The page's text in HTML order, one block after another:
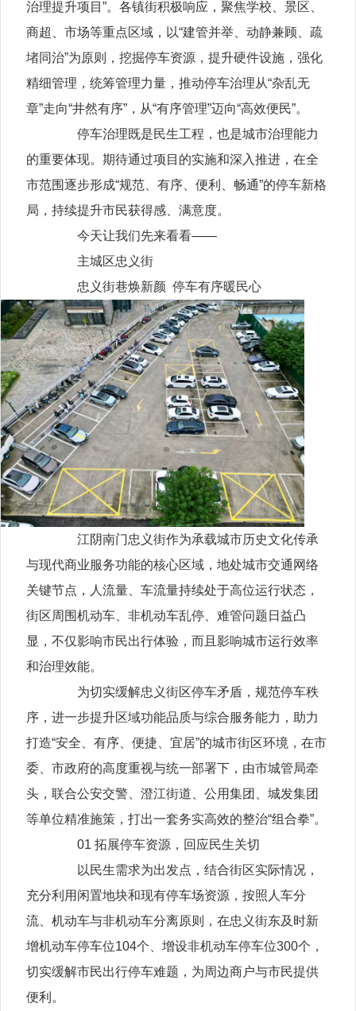
治理提升项目”。各镇街积极响应，聚焦学校、景区、
商超、市场等重点区域，以“建管并举、动静兼顾、疏
堵同治”为原则，挖掘停车资源，提升硬件设施，强化
精细管理，统筹管理力量，推动停车治理从“杂乱无
章”走向“井然有序”，从“有序管理”迈向“高效便民”。
停车治理既是民生工程，也是城市治理能力
的重要体现。期待通过项目的实施和深入推进，在全
市范围逐步形成“规范、有序、便利、畅通”的停车新格
局，持续提升市民获得感、满意度。
今天让我们先来看看——
主城区忠义街
忠义街巷焕新颜 停车有序暖民心
江阴南门忠义街作为承载城市历史文化传承
与现代商业服务功能的核心区域，地处城市交通网络
关键节点，人流量、车流量持续处于高位运行状态，
街区周围机动车、非机动车乱停、难管问题日益凸
显，不仅影响市民出行体验，而且影响城市运行效率
和治理效能。
为切实缓解忠义街区停车矛盾，规范停车秩
序，进一步提升区域功能品质与综合服务能力，助力
打造“安全、有序、便捷、宜居”的城市街区环境，在市
委、市政府的高度重视与统一部署下，由市城管局牵
头，联合公安交警、澄江街道、公用集团、城发集团
等单位精准施策，打出一套务实高效的整治“组合拳”。
01 拓展停车资源，回应民生关切
以民生需求为出发点，结合街区实际情况，
充分利用闲置地块和现有停车场资源，按照人车分
流、机动车与非机动车分离原则，在忠义街东及时新
增机动车停车位104个、增设非机动车停车位300个，
切实缓解市民出行停车难题，为周边商户与市民提供
便利。